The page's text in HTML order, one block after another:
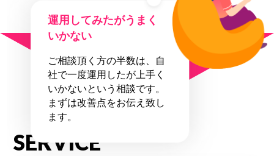
運用してみたがうまく
いかない
ご相談頂く方の半数は、自
社で一度運用したが上手く
いかないという相談です。
まずは改善点をお伝え致し
ます。
お任せ下さい！
SERVICE